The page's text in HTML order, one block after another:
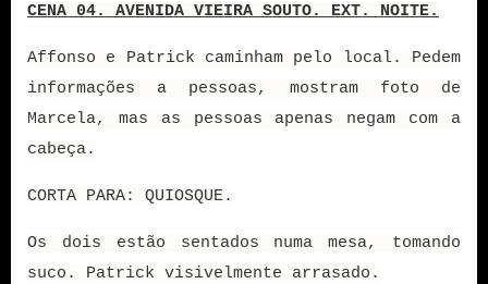
CENA 04. AVENIDA VIEIRA SOUTO. EXT. NOITE.
Affonso e Patrick caminham pelo local. Pedem
informações a pessoas, mostram foto de
Marcela, mas as pessoas apenas negam com a
cabeça.
CORTA PARA: QUIOSQUE.
Os dois estão sentados numa mesa, tomando
suco. Patrick visivelmente arrasado.